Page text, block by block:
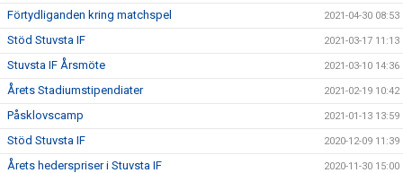
Förtydliganden kring matchspel 2021-04-30 08:53
Stöd Stuvsta IF 2021-03-17 11:13
Stuvsta IF Årsmöte 2021-03-10 14:36
Årets Stadiumstipendiater 2021-02-19 10:42
Påsklovscamp 2021-01-13 13:59
Stöd Stuvsta IF 2020-12-09 11:39
Årets hederspriser i Stuvsta IF 2020-11-30 15:00